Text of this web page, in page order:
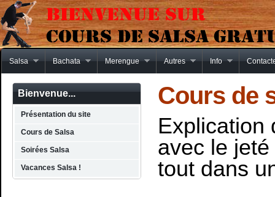
Salsa Bachata Merengue Autres Info
Cours de
Explication
avec le
tout dans
Bienvenue...
Présentation du site
Cours de Salsa
Soirées Salsa
Vacances Salsa !